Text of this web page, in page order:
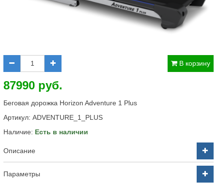
В корзину
87990 руб.
Беговая дорожка Horizon Adventure 1 Plus
Артикул: ADVENTURE_1_PLUS
Наличие: Есть в наличии
Описание
Параметры